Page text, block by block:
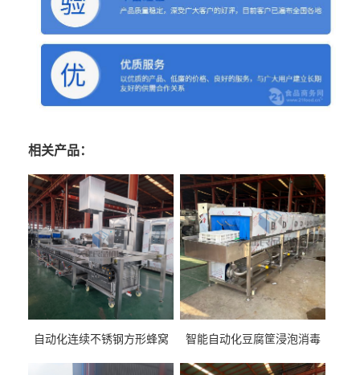
相关产品：
自动化连续不锈钢方形蜂窝
智能自动化豆腐筐浸泡消毒